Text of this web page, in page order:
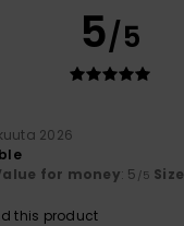
5/5
2026
for money: 5 /5 Size
this product